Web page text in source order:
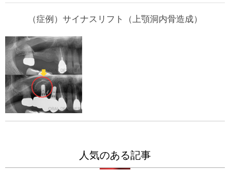
（症例）サイナスリフト（上顎洞内骨造成）
人気のある記事